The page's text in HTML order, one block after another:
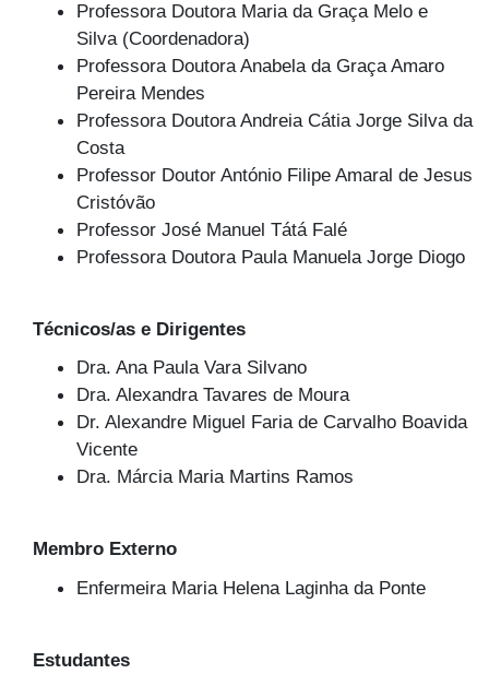
Professora Doutora Maria da Graça Melo e
Silva (Coordenadora)
Professora Doutora Anabela da Graça Amaro
Pereira Mendes
Professora Doutora Andreia Cátia Jorge Silva da
Costa
Professor Doutor António Filipe Amaral de Jesus
Cristóvão
Professor José Manuel Tátá Falé
Professora Doutora Paula Manuela Jorge Diogo
Técnicos/as e Dirigentes
Dra. Ana Paula Vara Silvano
Dra. Alexandra Tavares de Moura
Dr. Alexandre Miguel Faria de Carvalho Boavida
Vicente
Dra. Márcia Maria Martins Ramos
Membro Externo
Enfermeira Maria Helena Laginha da Ponte
Estudantes